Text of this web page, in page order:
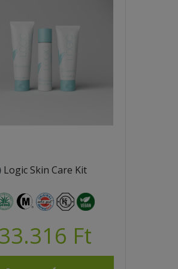
Logic Skin Care Kit
33.316 Ft